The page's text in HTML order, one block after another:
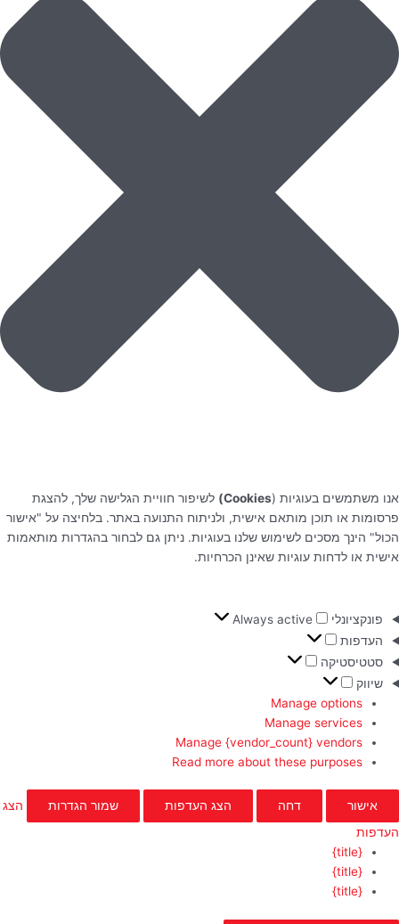
אנו משתמשים בעוגיות (Cookies)
לשיפור חוויית הגלישה שלך, להצגת
פרסומות או תוכן מותאם אישית, ולניתוח התנועה באתר. בלחיצה על "אישור
הכול" הינך מסכים לשימוש שלנו בעוגיות. ניתן גם לבחור בהגדרות מותאמות
אישית או לדחות עוגיות שאינן הכרחיות.
פונקציונלי
Always active
העדפות
סטטיסטיקה
שיווק
Manage options
Manage services
Manage {vendor_count} vendors
Read more about these purposes
אישור דחה הצג העדפות שמור הגדרות
הצג
העדפות
{title}
{title}
{title}